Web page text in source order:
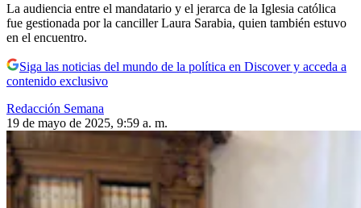
La audiencia entre el mandatario y el jerarca de la Iglesia católica
fue gestionada por la canciller Laura Sarabia, quien también estuvo
en el encuentro.
Siga las noticias del mundo de la política en Discover y acceda a
contenido exclusivo
Redacción Semana
19 de mayo de 2025, 9:59 a. m.